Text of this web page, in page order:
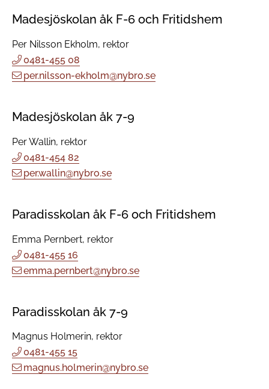
Madesjöskolan åk F-6 och Fritidshem
Per Nilsson Ekholm, rektor
0481-455 08
per.nilsson-ekholm@nybro.se
Madesjöskolan åk 7-9
Per Wallin, rektor
0481-454 82
per.wallin@nybro.se
Paradisskolan åk F-6 och Fritidshem
Emma Pernbert, rektor
0481-455 16
emma.pernbert@nybro.se
Paradisskolan åk 7-9
Magnus Holmerin, rektor
0481-455 15
magnus.holmerin@nybro.se